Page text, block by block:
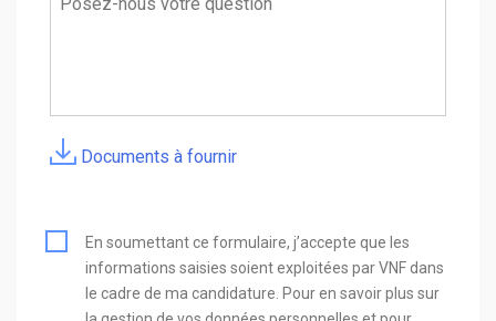
Documents à fournir
En soumettant ce formulaire, j’accepte que les
informations saisies soient exploitées par VNF dans
le cadre de ma candidature. Pour en savoir plus sur